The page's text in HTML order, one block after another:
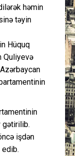
həmin
təyin
Hüquq
Quliyevə
gətirilib.
işdən
edib.